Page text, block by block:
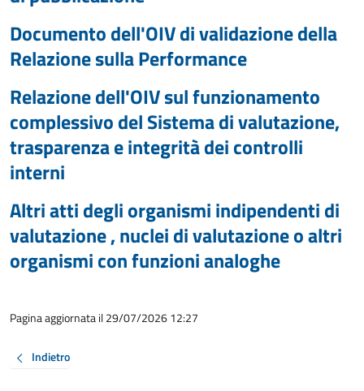
Documento dell'OIV di validazione della
Relazione sulla Performance
Relazione dell'OIV sul funzionamento
complessivo del Sistema di valutazione,
trasparenza e integrità dei controlli
interni
Altri atti degli organismi indipendenti di
valutazione , nuclei di valutazione o altri
organismi con funzioni analoghe
Pagina aggiornata il 29/07/2026 12:27
Indietro